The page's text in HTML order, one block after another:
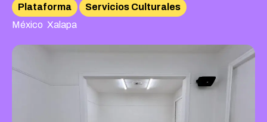
Plataforma
Servicios Culturales
México Xalapa